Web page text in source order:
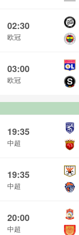
02:30
欧冠
03:00
欧冠
19:35
中超
19:35
中超
20:00
中超